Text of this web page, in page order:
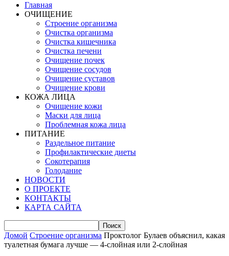
Главная
ОЧИЩЕНИЕ
Строение организма
Очистка организма
Очистка кишечника
Очистка печени
Очищение почек
Очищение сосудов
Очищение суставов
Очищение крови
КОЖА ЛИЦА
Очищение кожи
Маски для лица
Проблемная кожа лица
ПИТАНИЕ
Раздельное питание
Профилактические диеты
Сокотерапия
Голодание
НОВОСТИ
О ПРОЕКТЕ
КОНТАКТЫ
КАРТА САЙТА
Домой Строение организма Проктолог Булаев объяснил, какая
туалетная бумага лучше — 4-слойная или 2-слойная